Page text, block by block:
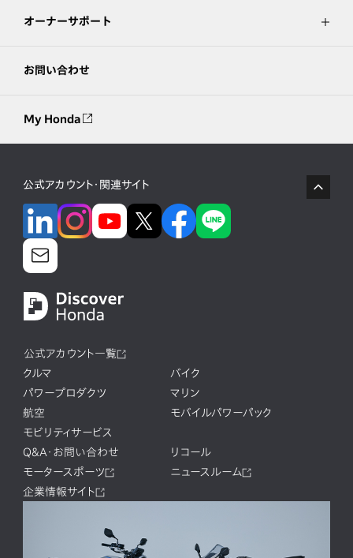
オーナーサポート
お問い合わせ
My Honda
公式アカウント・関連サイト
公式アカウント一覧
クルマ
バイク
パワープロダクツ
マリン
航空
モバイルパワーパック
モビリティサービス
Q&A・お問い合わせ
リコール
モータースポーツ
ニュースルーム
企業情報サイト